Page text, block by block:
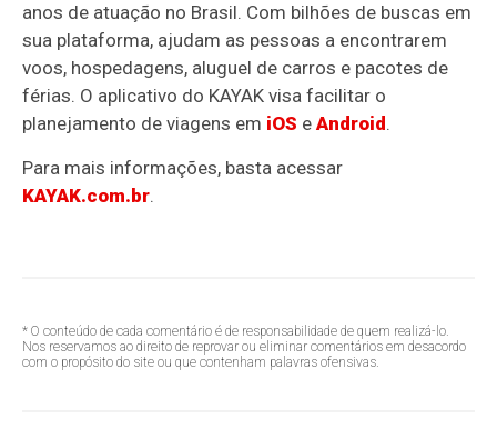
anos de atuação no Brasil. Com bilhões de buscas em
sua plataforma, ajudam as pessoas a encontrarem
voos, hospedagens, aluguel de carros e pacotes de
férias. O aplicativo do KAYAK visa facilitar o
planejamento de viagens em iOS eAndroid .
Para mais informações, basta acessar
KAYAK.com.br.
* O conteúdo de cada comentário é de responsabilidade de quem realizá-lo.
Nos reservamos ao direito de reprovar ou eliminar comentários em desacordo
com o propósito do site ou que contenham palavras ofensivas.